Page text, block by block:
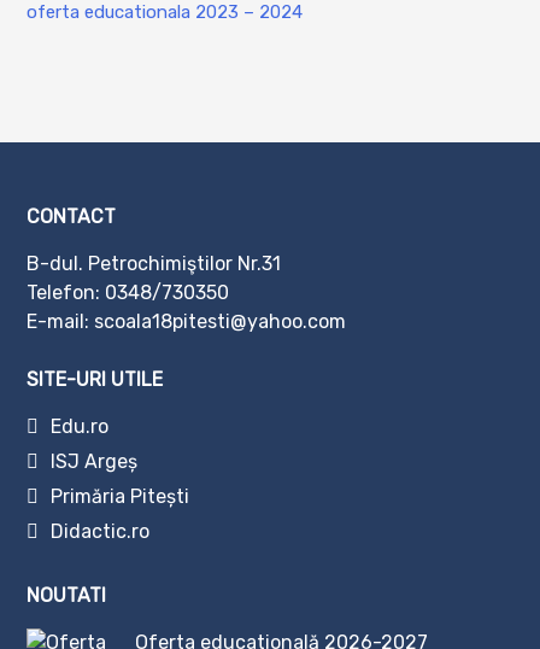
oferta educationala 2023 – 2024
CONTACT
B-dul. Petrochimiştilor Nr.31
Telefon: 0348/730350
E-mail: scoala18pitesti@yahoo.com
SITE-URI UTILE
Edu.ro
ISJ Argeș
Primăria Pitești
Didactic.ro
NOUTATI
Oferta educatională 2026-2027